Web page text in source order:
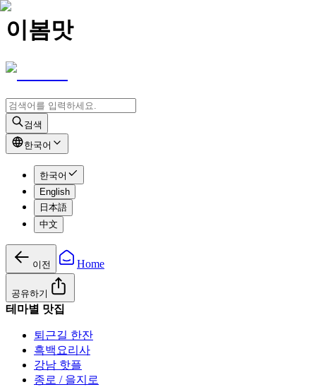
이봄맛
검색
한국어
한국어
English
日本語
中文
이전 Home
공유하기
테마별 맛집
퇴근길 한잔
흑백요리사
강남 핫플
종로 / 을지로